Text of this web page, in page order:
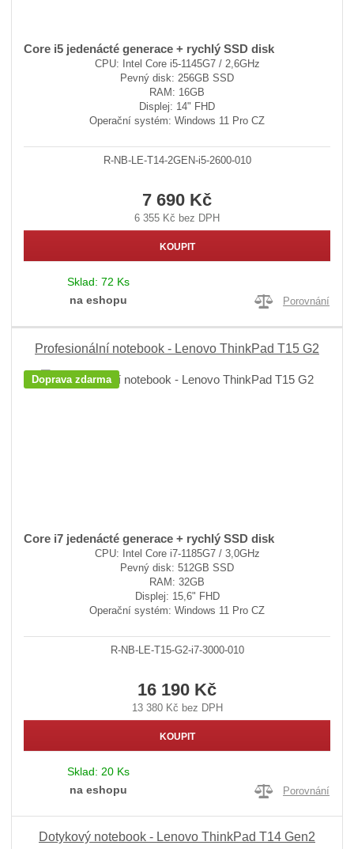
Core i5 jedenácté generace + rychlý SSD disk
CPU: Intel Core i5-1145G7 / 2,6GHz
Pevný disk: 256GB SSD
RAM: 16GB
Displej: 14" FHD
Operační systém: Windows 11 Pro CZ
R-NB-LE-T14-2GEN-i5-2600-010
7 690 Kč
6 355 Kč bez DPH
KOUPIT
Sklad: 72 Ks
na eshopu
Porovnání
Profesionální notebook - Lenovo ThinkPad T15 G2
Doprava zdarma
Core i7 jedenácté generace + rychlý SSD disk
CPU: Intel Core i7-1185G7 / 3,0GHz
Pevný disk: 512GB SSD
RAM: 32GB
Displej: 15,6" FHD
Operační systém: Windows 11 Pro CZ
R-NB-LE-T15-G2-i7-3000-010
16 190 Kč
13 380 Kč bez DPH
KOUPIT
Sklad: 20 Ks
na eshopu
Porovnání
Dotykový notebook - Lenovo ThinkPad T14 Gen2